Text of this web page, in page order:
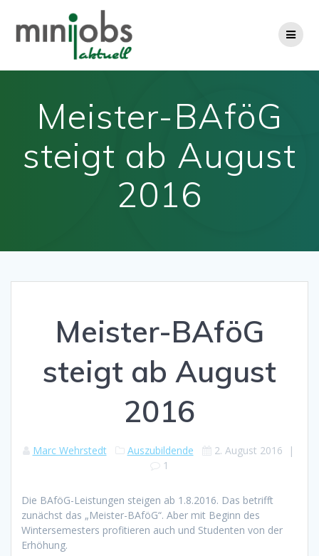
Meister-BAföG
steigt ab August
2016
Meister-BAföG
steigt ab August
2016
Marc Wehrstedt Auszubildende 2. August 2016 |
1
Die BAföG-Leistungen steigen ab 1.8.2016. Das betrifft
zunächst das „Meister-BAföG“. Aber mit Beginn des
Wintersemesters profitieren auch und Studenten von der
Erhöhung.